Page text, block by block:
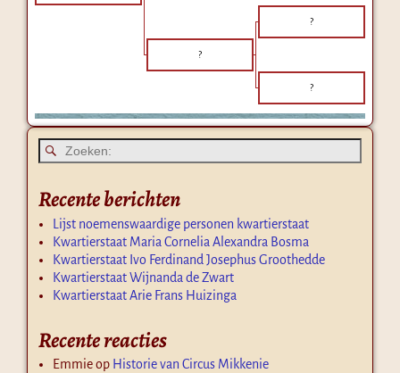
?
?
?
Recente berichten
Lijst noemenswaardige personen kwartierstaat
Kwartierstaat Maria Cornelia Alexandra Bosma
Kwartierstaat Ivo Ferdinand Josephus Groothedde
Kwartierstaat Wijnanda de Zwart
Kwartierstaat Arie Frans Huizinga
Recente reacties
Emmieop Historie van Circus Mikkenie